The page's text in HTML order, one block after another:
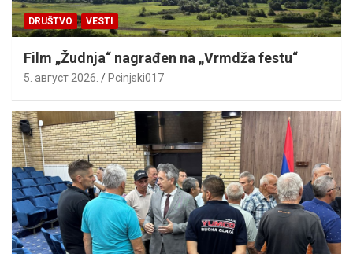
DRUŠTVO VESTI
Film „Žudnja“ nagrađen na „Vrmdža festu“
5. август 2026. Pcinjski017